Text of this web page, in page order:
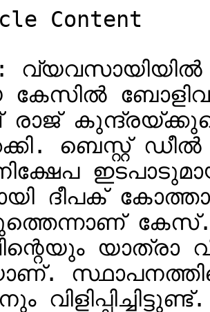
Content
കേസിൽ
രാജ്
ബെസ്റ്റ് ഡീല്‍
ദീപക്
യാത്രാ
വിളിപ്പിച്ചിട്ടുണ്ട്.